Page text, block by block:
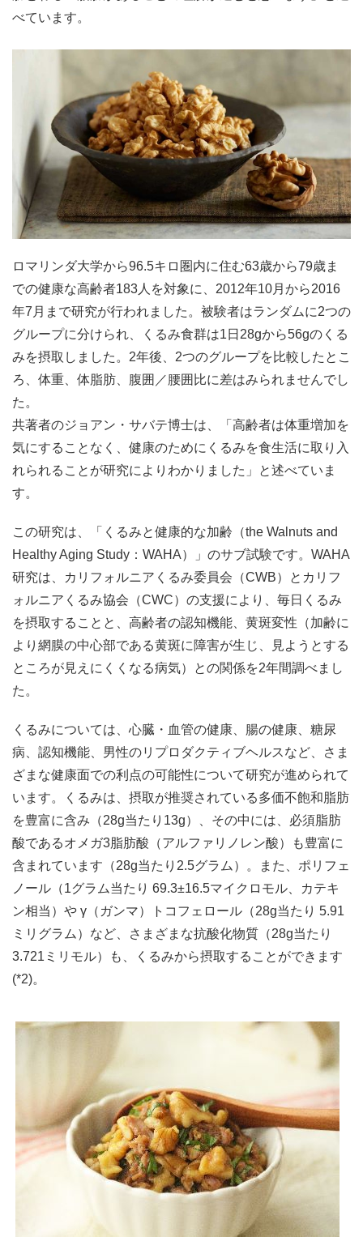
べています。
ロマリンダ大学から96.5キロ圏内に住む63歳から79歳ま
での健康な高齢者183人を対象に、2012年10月から2016
年7月まで研究が行われました。被験者はランダムに2つの
グループに分けられ、くるみ食群は1日28gから56gのくる
みを摂取しました。2年後、2つのグループを比較したとこ
ろ、体重、体脂肪、腹囲／腰囲比に差はみられませんでし
た。
共著者のジョアン・サバテ博士は、「高齢者は体重増加を
気にすることなく、健康のためにくるみを食生活に取り入
れられることが研究によりわかりました」と述べていま
す。
この研究は、「くるみと健康的な加齢（the Walnuts and
Healthy Aging Study：WAHA）」のサブ試験です。WAHA
研究は、カリフォルニアくるみ委員会（CWB）とカリフ
ォルニアくるみ協会（CWC）の支援により、毎日くるみ
を摂取することと、高齢者の認知機能、黄斑変性（加齢に
より網膜の中心部である黄斑に障害が生じ、見ようとする
ところが見えにくくなる病気）との関係を2年間調べまし
た。
くるみについては、心臓・血管の健康、腸の健康、糖尿
病、認知機能、男性のリプロダクティブヘルスなど、さま
ざまな健康面での利点の可能性について研究が進められて
います。くるみは、摂取が推奨されている多価不飽和脂肪
を豊富に含み（28g当たり13g）、その中には、必須脂肪
酸であるオメガ3脂肪酸（アルファリノレン酸）も豊富に
含まれています（28g当たり2.5グラム）。また、ポリフェ
ノール（1グラム当たり 69.3±16.5マイクロモル、カテキ
ン相当）や γ（ガンマ）トコフェロール（28g当たり 5.91
ミリグラム）など、さまざまな抗酸化物質（28g当たり
3.721ミリモル）も、くるみから摂取することができます
(*2)。